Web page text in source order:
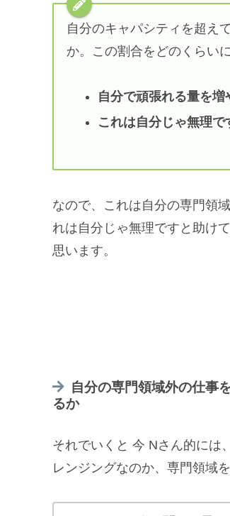
自分のキャパシティを超え
か。この割合をどのくらい
自分で頑張れる量を増
これは自分じゃ無理
なので、これは自分の専門領
れは自分じゃ無理ですと助け
思います。
自分の専門領域外の仕事
るか
それでいくと 今 Nさん的には
レンジングなのか、専門領域